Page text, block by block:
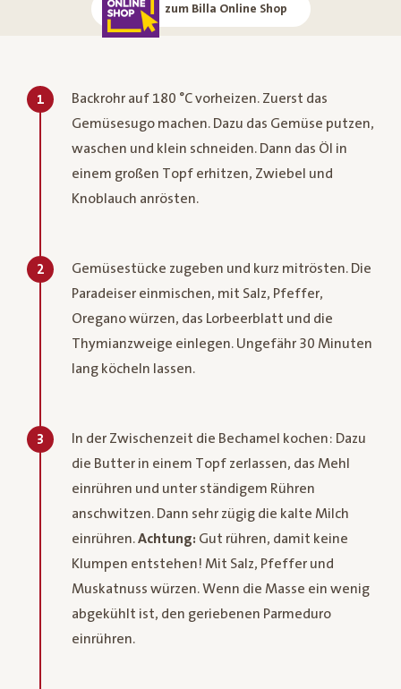
zum Billa Online Shop
1
Backrohr auf 180 °C vorheizen. Zuerst das
Gemüsesugo machen. Dazu das Gemüse putzen,
waschen und klein schneiden. Dann das Öl in
einem großen Topf erhitzen, Zwiebel und
Knoblauch anrösten.
2
Gemüsestücke zugeben und kurz mitrösten. Die
Paradeiser einmischen, mit Salz, Pfeffer,
Oregano würzen, das Lorbeerblatt und die
Thymianzweige einlegen. Ungefähr 30 Minuten
lang köcheln lassen.
3
In der Zwischenzeit die Bechamel kochen: Dazu
die Butter in einem Topf zerlassen, das Mehl
einrühren und unter ständigem Rühren
anschwitzen. Dann sehr zügig die kalte Milch
einrühren.Achtung: Gut rühren, damit keine
Klumpen entstehen! Mit Salz, Pfeffer und
Muskatnuss würzen. Wenn die Masse ein wenig
abgekühlt ist, den geriebenen Parmeduro
einrühren.